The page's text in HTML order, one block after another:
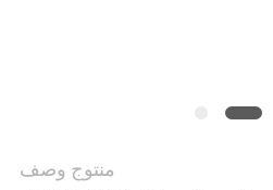
منتوج وصف